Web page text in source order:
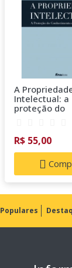
A
Intelectual: a
proteção do
R$ 55,00
Populares